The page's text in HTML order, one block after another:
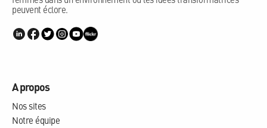
peuvent éclore.
A propos
Nos sites
Notre équipe